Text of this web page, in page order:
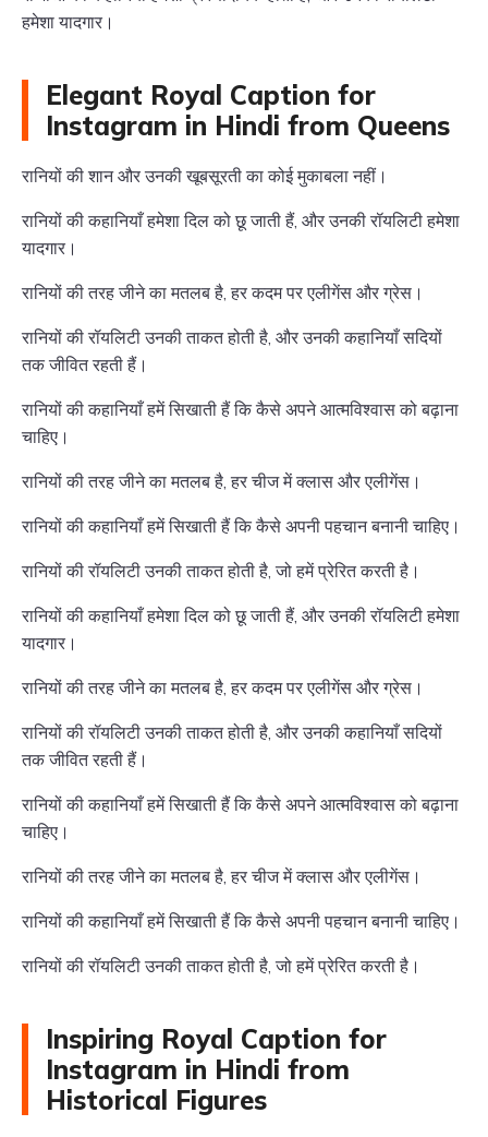
हमेशा यादगार।
Elegant Royal Caption for
Instagram in Hindi from Queens
रानियों की शान और उनकी खूबसूरती का कोई मुकाबला नहीं।
रानियों की कहानियाँ हमेशा दिल को छू जाती हैं, और उनकी रॉयलिटी हमेशा
यादगार।
रानियों की तरह जीने का मतलब है, हर कदम पर एलीगेंस और ग्रेस।
रानियों की रॉयलिटी उनकी ताकत होती है, और उनकी कहानियाँ सदियों
तक जीवित रहती हैं।
रानियों की कहानियाँ हमें सिखाती हैं कि कैसे अपने आत्मविश्वास को बढ़ाना
चाहिए।
रानियों की तरह जीने का मतलब है, हर चीज में क्लास और एलीगेंस।
रानियों की कहानियाँ हमें सिखाती हैं कि कैसे अपनी पहचान बनानी चाहिए।
रानियों की रॉयलिटी उनकी ताकत होती है, जो हमें प्रेरित करती है।
रानियों की कहानियाँ हमेशा दिल को छू जाती हैं, और उनकी रॉयलिटी हमेशा
यादगार।
रानियों की तरह जीने का मतलब है, हर कदम पर एलीगेंस और ग्रेस।
रानियों की रॉयलिटी उनकी ताकत होती है, और उनकी कहानियाँ सदियों
तक जीवित रहती हैं।
रानियों की कहानियाँ हमें सिखाती हैं कि कैसे अपने आत्मविश्वास को बढ़ाना
चाहिए।
रानियों की तरह जीने का मतलब है, हर चीज में क्लास और एलीगेंस।
रानियों की कहानियाँ हमें सिखाती हैं कि कैसे अपनी पहचान बनानी चाहिए।
रानियों की रॉयलिटी उनकी ताकत होती है, जो हमें प्रेरित करती है।
Inspiring Royal Caption for
Instagram in Hindi from
Historical Figures